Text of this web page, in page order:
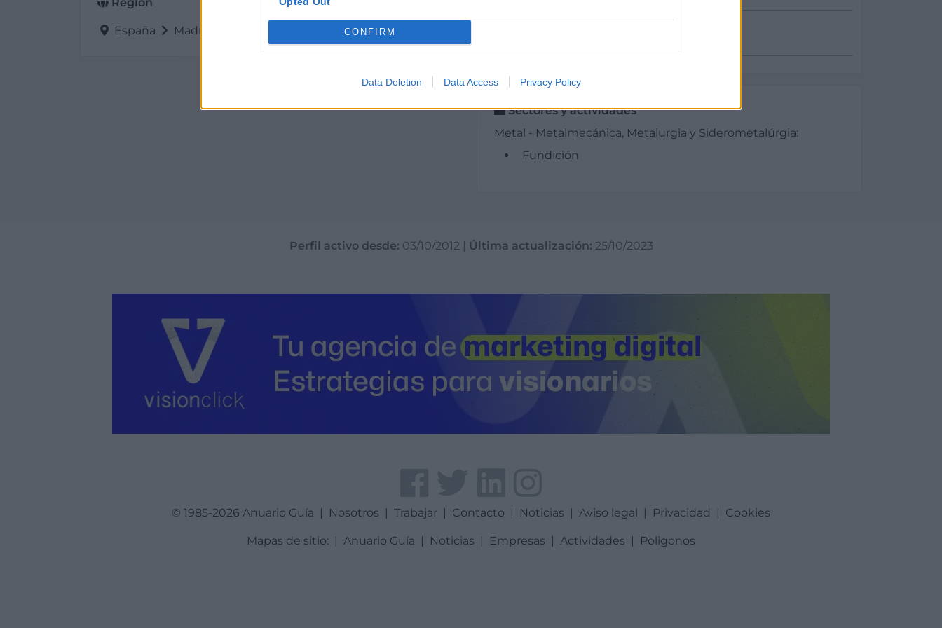
CONFIRM
Data Deletion Data Access Privacy Policy
España Madrid San Fernando de Henares
Área comercial:
Sectores y actividades
Metal - Metalmecánica, Metalurgia y Siderometalúrgia:
Fundición
Perfil activo desde: 03/10/2012 | Última actualización: 25/10/2023
© 1985-2026 Anuario Guía | Nosotros | Trabajar | Contacto | Noticias | Aviso legal | Privacidad | Cookies
Mapas de sitio: | Anuario Guía | Noticias | Empresas | Actividades | Poligonos